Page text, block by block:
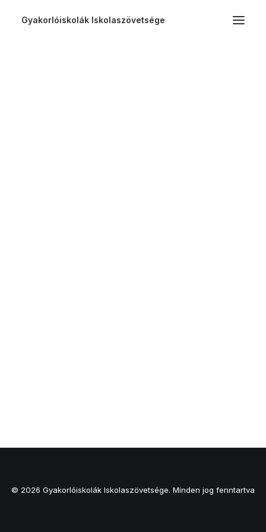
Gyakorlóiskolák Iskolaszövetsége
© 2026 Gyakorlóiskolák Iskolaszövetsége. Minden jog fenntartva